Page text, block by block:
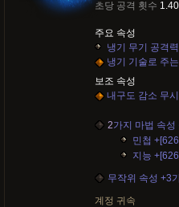
초당 공격 횟수 1.40
주요 속성
냉기 무기 공격
냉기 기술로 주
보조 속성
내구도 감소 무시
2가지 마법 속
민첩
지능
무작위 속성 +3
계정 귀속